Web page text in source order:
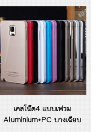
เคสโน๊ต4 แบบเฟรม
Aluminium+PC บางเฉียบ